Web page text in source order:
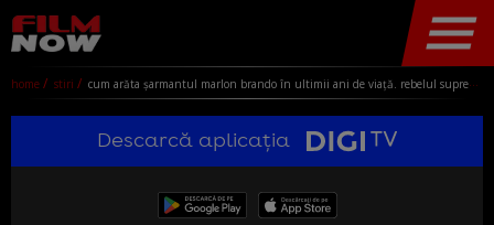
home stiri cum arăta șarmantul marlon brando în ultimii ani de viață. rebelul suprem al cinematografiei a murit obez, la 80 de ani
Descarcă aplicația